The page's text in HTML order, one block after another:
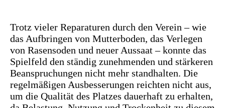
Trotz vieler Reparaturen durch den Verein – wie
das Aufbringen von Mutterboden, das Verlegen
von Rasensoden und neuer Aussaat – konnte das
Spielfeld den ständig zunehmenden und stärkeren
Beanspruchungen nicht mehr standhalten. Die
regelmäßigen Ausbesserungen reichten nicht aus,
um die Qualität des Platzes dauerhaft zu erhalten,